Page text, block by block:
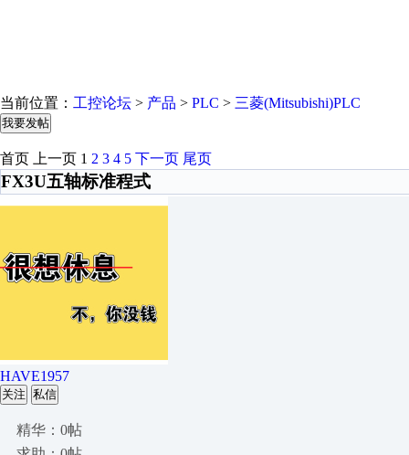
当前位置： 工控论坛 > 产品 > PLC > 三菱(Mitsubishi)PLC
我要发帖
首页 上一页 1 2 3 4 5 下一页 尾页
FX3U五轴标准程式
HAVE1957
关注 私信
精华：0帖